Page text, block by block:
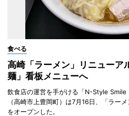
食べる
高崎「ラーメン」リニュー
麺」看板メニューへ
飲食店の運営を手がける「N-Style Smile
（高崎市上豊岡町）は7月16日、「ラー
をオープンした。